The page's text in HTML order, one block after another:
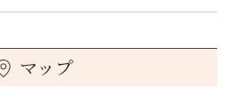
マップ